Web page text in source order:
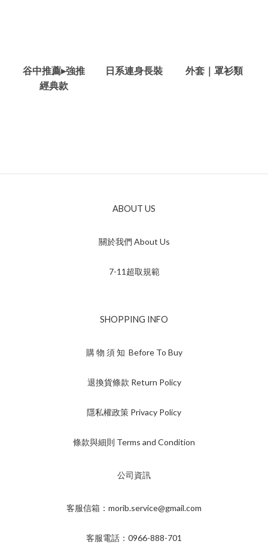
谷中推薦▸強推
經典款
日系連身長裝 外套｜罩衫類
ABOUT US
關於我們 About Us
7-11超取規範
SHOPPING INFO
購 物 須 知 Before To Buy
退換貨條款 Return Policy
隱私權政策 Privacy Policy
條款與細則 Terms and Condition
公司資訊
客服信箱：morib.service@gmail.com
客服電話：0966-888-701